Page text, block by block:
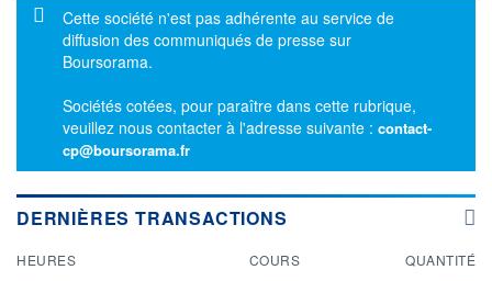
Message d'information
Cette société n'est pas adhérente au service de
diffusion des communiqués de presse sur
Boursorama.
Sociétés cotées, pour paraître dans cette rubrique,
veuillez nous contacter à l'adresse suivante : contact-
cp@boursorama.fr
DERNIÈRES TRANSACTIONS
HEURES COURS QUANTITÉ